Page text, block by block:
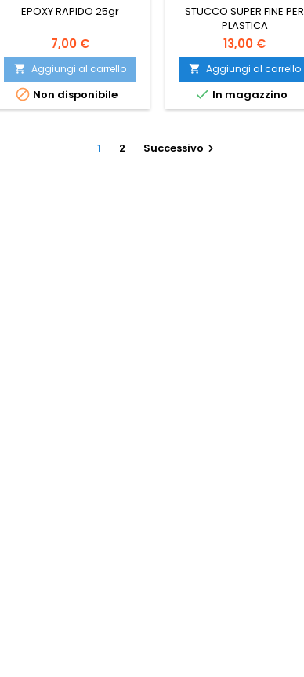
EPOXY RAPIDO 25gr
7,00 €
 Aggiungi al carrello
 Non disponibile
STUCCO SUPER FINE PER
PLASTICA
13,00 €
 Aggiungi al carrello
 In magazzino
1 2 Successivo 